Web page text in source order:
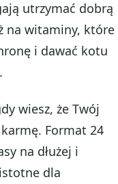
utrzymać dobrą
na witaminy, które
i dawać kotu
wiesz, że Twój
Format 24
na dłużej i
dla